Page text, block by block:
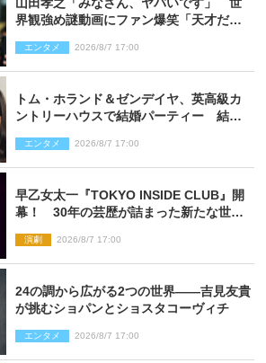
界観強め謎動画にファン爆笑「天才だ
エンタメ 2026/8/7 17:00
トム・ホランド＆ゼンデイヤ、英高級カ
ントリーハウスで結婚パーティー 結婚
エンタメ 2026/8/7 17:00
早乙女太一『TOKYO INSIDE CLUB』開
幕！ 30年の芸歴が詰まった新たな世界
演劇 2026/8/7 17:00
24の調から広がる2つの世界――吉見友貴
が挑むショパンとショスタコーヴィチ
エンタメ 2026/8/7 17:00